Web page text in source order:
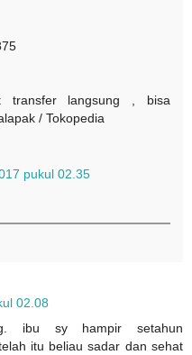
transfer langsung , bisa
/ Tokopedia
pukul 02.35
02.08
ibu sy hampir setahun
itu beliau sadar dan sehat